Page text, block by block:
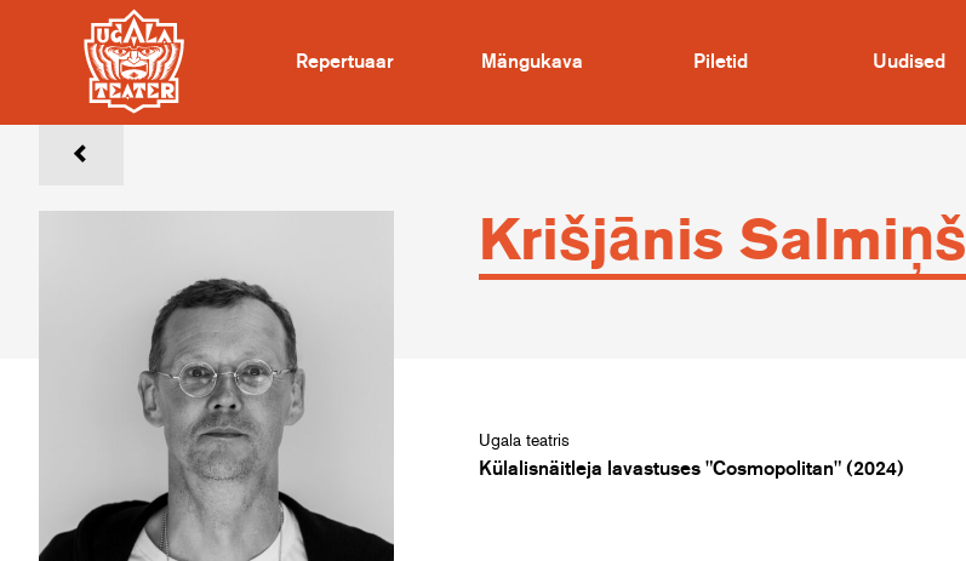
Repertuaar Mängukava Piletid Uudised
Krišjānis Salmiņš
Ugala teatris
Külalisnäitleja lavastuses "Cosmopolitan" (2024)